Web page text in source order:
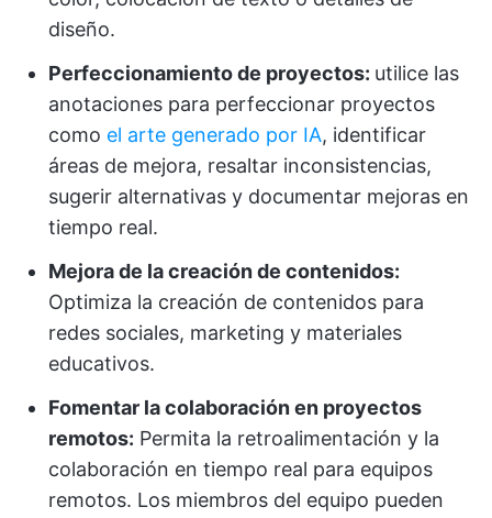
diseño.
Perfeccionamiento de proyectos: utilice las
anotaciones para perfeccionar proyectos
como el arte generado por IA, identificar
áreas de mejora, resaltar inconsistencias,
sugerir alternativas y documentar mejoras en
tiempo real.
Mejora de la creación de contenidos:
Optimiza la creación de contenidos para
redes sociales, marketing y materiales
educativos.
Fomentar la colaboración en proyectos
remotos: Permita la retroalimentación y la
colaboración en tiempo real para equipos
remotos. Los miembros del equipo pueden